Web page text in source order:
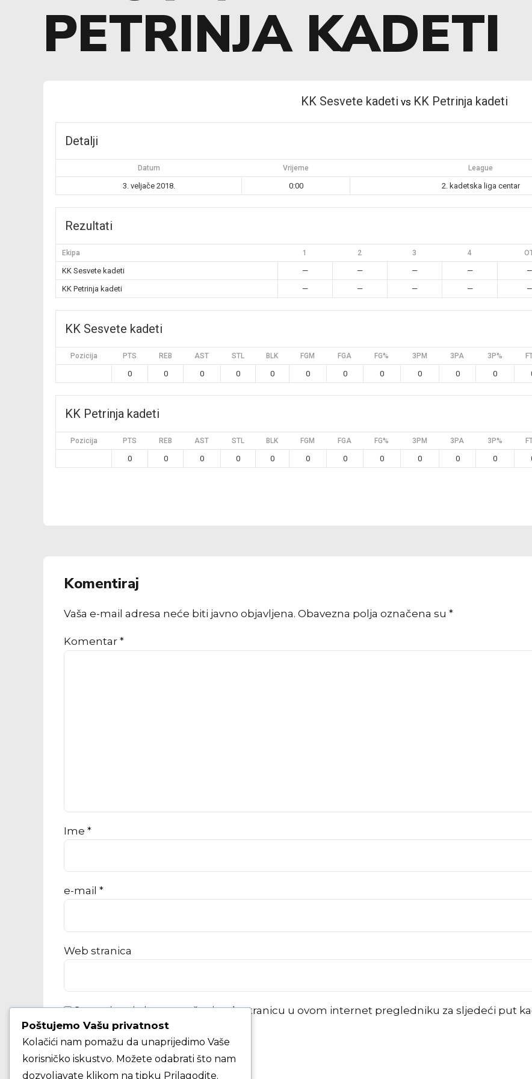
PETRINJA KADETI
KK Sesvete kadeti vs KK Petrinja kadeti
Detalji
Datum Vrijeme League
3. veljače 2018. 0:00 2. kadetska liga centar
Rezultati
Ekipa 1 2 3 4
KK Sesvete kadeti — — — — —
KK Petrinja kadeti
— — — — —
KK Sesvete kadeti
Pozicija PTS REB AST STL BLK FGM FGA FG% 3PM 3PA 3P%
0 0 0 0 0 0 0 0 0 0 0
KK Petrinja kadeti
Pozicija PTS REB AST STL BLK FGM FGA FG% 3PM 3PA 3P%
0 0 0 0 0 0 0 0 0 0 0
Komentiraj
Vaša e-mail adresa neće biti javno objavljena. Obavezna polja označena su *
Komentar *
Ime *
e-mail *
Web stranica
Spremi moje ime, e-poštu i web-stranicu u ovom internet pregledniku za sljedeći put
KOMENTAR ČLANKA
Poštujemo Vašu privatnost
Kolačići nam pomažu da unaprijedimo Vaše
korisničko iskustvo. Možete odabrati što nam
dozvoljavate klikom na tipku Prilagodite.